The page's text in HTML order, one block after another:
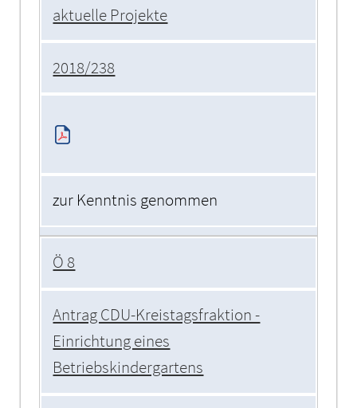
aktuelle Projekte
2018/238
zur Kenntnis genommen
Ö 8
Antrag CDU-Kreistagsfraktion -
Einrichtung eines
Betriebskindergartens